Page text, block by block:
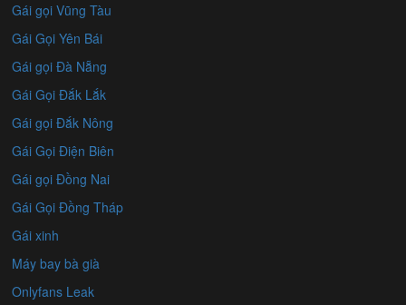
Gái gọi Vũng Tàu
Gái Gọi Yên Bái
Gái gọi Đà Nẵng
Gái Gọi Đắk Lắk
Gái gọi Đắk Nông
Gái Gọi Điện Biên
Gái gọi Đồng Nai
Gái Gọi Đồng Tháp
Gái xinh
Máy bay bà già
Onlyfans Leak